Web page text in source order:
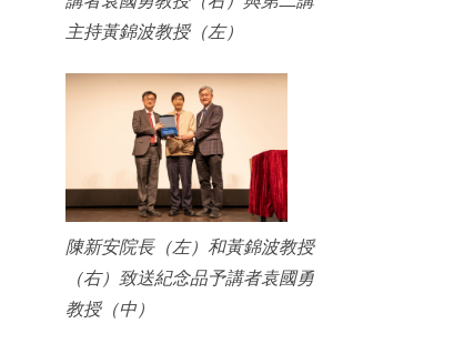
主持黃錦波教授（左）
陳新安院長（左）和黃錦波教授
（右）致送紀念品予講者袁國勇
教授（中）